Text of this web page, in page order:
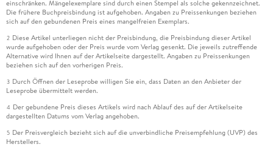
einschränken. Mängelexemplare sind durch einen Stempel als solche gekennzeichnet.
Die frühere Buchpreisbindung ist aufgehoben. Angaben zu Preissenkungen beziehen
sich auf den gebundenen Preis eines mangelfreien Exemplars.
2 Diese Artikel unterliegen nicht der Preisbindung, die Preisbindung dieser Artikel
wurde aufgehoben oder der Preis wurde vom Verlag gesenkt. Die jeweils zutreffende
Alternative wird Ihnen auf der Artikelseite dargestellt. Angaben zu Preissenkungen
beziehen sich auf den vorherigen Preis.
3 Durch Öffnen der Leseprobe willigen Sie ein, dass Daten an den Anbieter der
Leseprobe übermittelt werden.
4 Der gebundene Preis dieses Artikels wird nach Ablauf des auf der Artikelseite
dargestellten Datums vom Verlag angehoben.
5 Der Preisvergleich bezieht sich auf die unverbindliche Preisempfehlung (UVP) des
Herstellers.